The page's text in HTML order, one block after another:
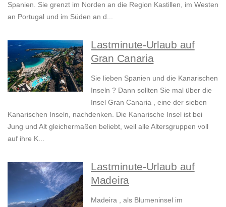
Spanien. Sie grenzt im Norden an die Region Kastillen, im Westen
an Portugal und im Süden an d...
Lastminute-Urlaub auf
Gran Canaria
Sie lieben Spanien und die Kanarischen
Inseln ? Dann sollten Sie mal über die
Insel Gran Canaria , eine der sieben
Kanarischen Inseln, nachdenken. Die Kanarische Insel ist bei
Jung und Alt gleichermaßen beliebt, weil alle Altersgruppen voll
auf ihre K...
Lastminute-Urlaub auf
Madeira
Madeira , als Blumeninsel im